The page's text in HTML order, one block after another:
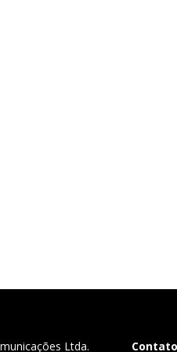
Ltda. Contato